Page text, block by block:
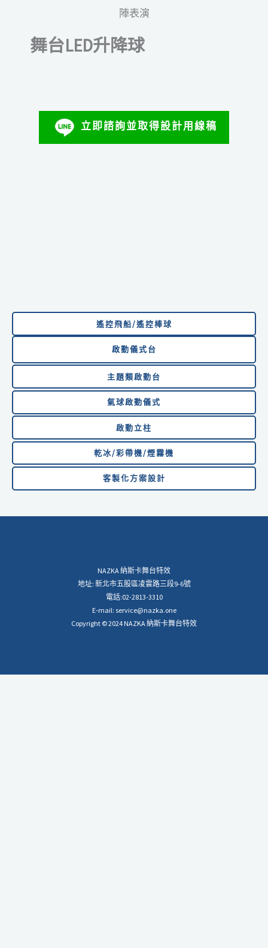
遙控飛船/遙控棒球
啟動儀式台
主題類啟動台
氣球啟動儀式
啟動立柱
乾冰/彩帶機/煙霧機
客製化方案設計
舞台LED升降球
立即諮詢並取得設計用線稿
NAZKA 納斯卡舞台特效
地址: 新北市五股區凌雲路三段9-6號
電話:02-2813-3310
E-mail: service@nazka.one
Copyright © 2024 NAZKA 納斯卡舞台特效